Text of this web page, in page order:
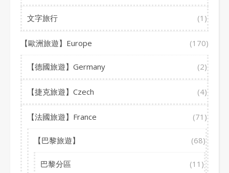
文字旅行 (1)
【歐洲旅遊】Europe (170)
【德國旅遊】Germany (2)
【捷克旅遊】Czech (4)
【法國旅遊】France (71)
【巴黎旅遊】 (68)
巴黎分區 (11)